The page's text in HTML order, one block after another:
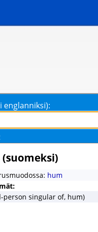
englanniksi):
hum
person singular of, hum)